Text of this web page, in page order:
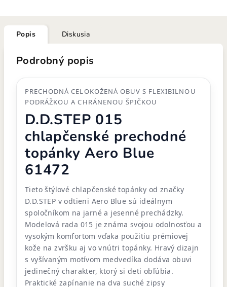
Popis Diskusia
Podrobný popis
PRECHODNÁ CELOKOŽENÁ OBUV S FLEXIBILNOU
PODRÁŽKOU A CHRÁNENOU ŠPIČKOU
D.D.STEP 015
chlapčenské prechodné
topánky Aero Blue
61472
Tieto štýlové chlapčenské topánky od značky
D.D.STEP v odtieni Aero Blue sú ideálnym
spoločníkom na jarné a jesenné prechádzky.
Modelová rada 015 je známa svojou odolnosťou a
vysokým komfortom vďaka použitiu prémiovej
kože na zvršku aj vo vnútri topánky. Hravý dizajn
s vyšívaným motívom medvedíka dodáva obuvi
jedinečný charakter, ktorý si deti obľúbia.
Praktické zapínanie na dva suché zipsy